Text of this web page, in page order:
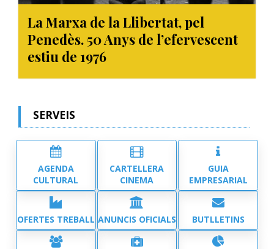
La Marxa de la Llibertat, pel
Penedès. 50 Anys de l’efervescent
estiu de 1976
SERVEIS
AGENDA
CULTURAL
CARTELLERA
CINEMA
GUIA
EMPRESARIAL
OFERTES TREBALL ANUNCIS OFICIALS BUTLLETINS